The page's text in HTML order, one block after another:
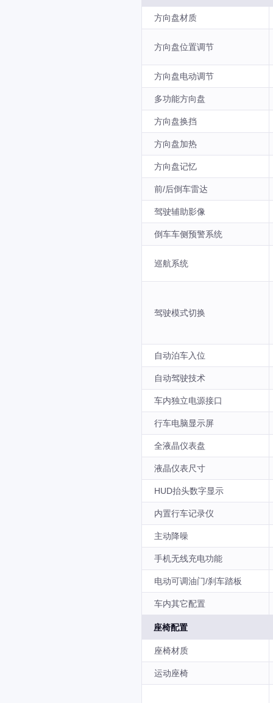
方向盘材质
方向盘位置调节
方向盘电动调节
多功能方向盘
方向盘换挡
方向盘加热
方向盘记忆
前/后倒车雷达
驾驶辅助影像
倒车车侧预警系统
巡航系统
驾驶模式切换
自动泊车入位
自动驾驶技术
车内独立电源接口
行车电脑显示屏
全液晶仪表盘
液晶仪表尺寸
HUD抬头数字显示
内置行车记录仪
主动降噪
手机无线充电功能
电动可调油门/刹车踏板
车内其它配置
座椅配置
座椅材质
运动座椅